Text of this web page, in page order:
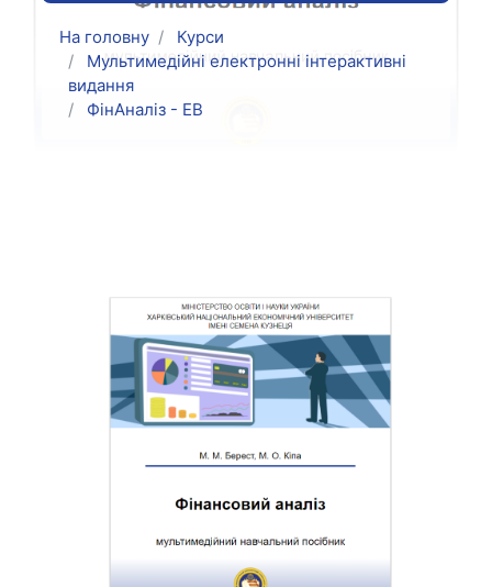
На головну
Курси
Мультимедійні електронні інтерактивні
видання
ФінАналіз - ЕВ
Загальне